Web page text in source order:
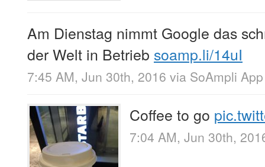
Am Dienstag nimmt Google das
der Welt in Betrieb soamp.li/14uI
7:45 AM, Jun 30th, 2016 via SoAmpli App
Coffee to go
7:04 AM, Jun 30th,